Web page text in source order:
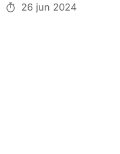
26 jun 2024